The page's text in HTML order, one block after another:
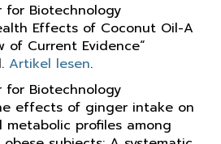
for Biotechnology
Effects of Coconut Oil-A
of Current Evidence“
Artikel lesen.
for Biotechnology
effects of ginger intake on
profiles among